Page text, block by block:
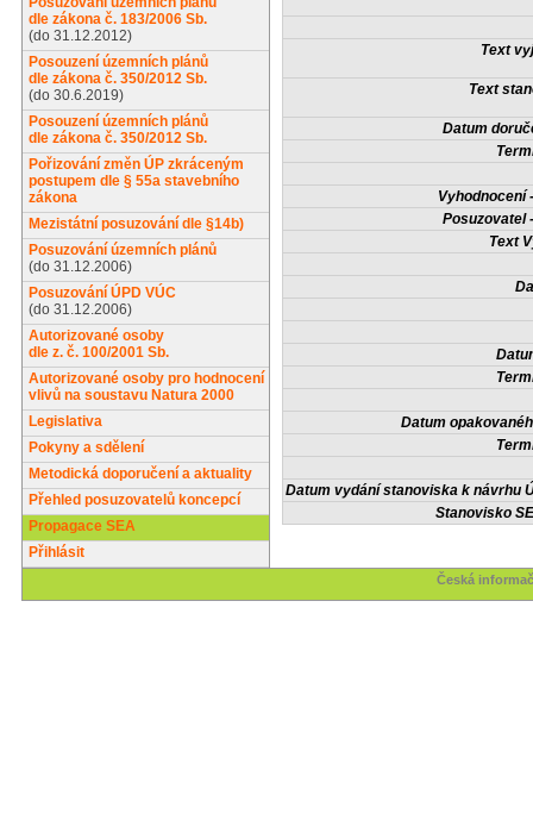
dle zákona č. 183/2006 Sb.
(do 31.12.2012)
Posouzení územních plánů
dle zákona č. 350/2012 Sb.
(do 30.6.2019)
Posouzení územních plánů
dle zákona č. 350/2012 Sb.
Pořizování změn ÚP zkráceným
postupem dle § 55a stavebního
zákona
Mezistátní posuzování dle §14b)
Posuzování územních plánů
(do 31.12.2006)
Posuzování ÚPD VÚC
(do 31.12.2006)
Autorizované osoby
dle z. č. 100/2001 Sb.
Autorizované osoby pro hodnocení
vlivů na soustavu Natura 2000
Legislativa
Pokyny a sdělení
Metodická doporučení a aktuality
Přehled posuzovatelů koncepcí
Propagace SEA
Přihlásit
Text
Text
Datum
Vyhodnocení
Posuzovatel
Text
Datum
Datum vydání stanoviska k návrhu
Stanovisko
Česká